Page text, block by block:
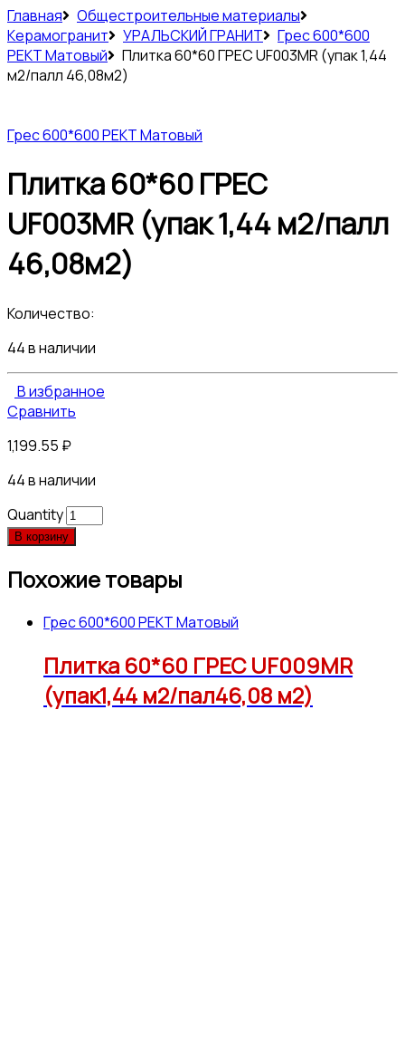
Главная
Общестроительные материалы
Керамогранит
УРАЛЬСКИЙ ГРАНИТ
Грес 600*600
РЕКТ Матовый
Плитка 60*60 ГРЕС UF003MR (упак 1,44
м2/палл 46,08м2)
Грес 600*600 РЕКТ Матовый
Плитка 60*60 ГРЕС
UF003MR (упак 1,44 м2/палл
46,08м2)
Количество:
44 в наличии
В избранное
Сравнить
1,199.55 ₽
44 в наличии
Quantity
В корзину
Похожие товары
Грес 600*600 РЕКТ Матовый
Плитка 60*60 ГРЕС UF009MR
(упак1,44 м2/пал46,08 м2)